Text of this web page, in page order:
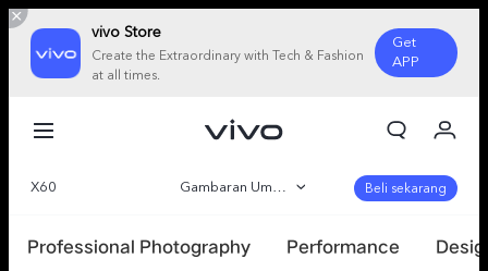
vivo Store
Create the Extraordinary with Tech & Fashion
at all times.
Get
APP
Keranjang
Masuk/Daftar
Akun Saya
X60 Gambaran Umum
Parameter
Beli sekarang
Professional Photography Performance